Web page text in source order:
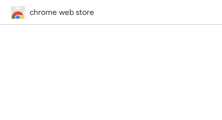
chrome web store